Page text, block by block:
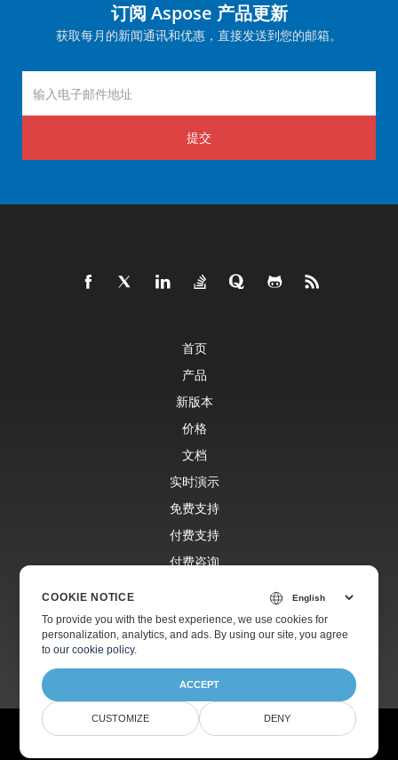
订阅 Aspose 产品更新
获取每月的新闻通讯和优惠，直接发送到您的邮箱。
提交
首页
产品
新版本
价格
文档
实时演示
免费支持
付费支持
付费咨询
网站
关于
© Aspose Pty Ltd 2001-2026.
COOKIE NOTICE
To provide you with the best experience, we use cookies for
personalization, analytics, and ads. By using our site, you agree
toour cookie policy.
ACCEPT
CUSTOMIZE DENY